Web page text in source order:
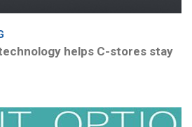
helps C-stores stay